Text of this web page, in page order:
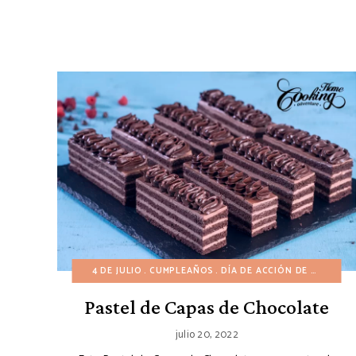
4 DE JULIO CUMPLEAÑOS DÍA DE ACCIÓN DE GRACIAS
Pastel de Capas de Chocolate
julio 20, 2022